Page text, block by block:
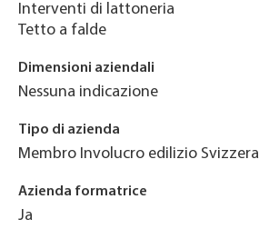
Interventi di lattoneria
Tetto a falde
Dimensioni aziendali
Nessuna indicazione
Tipo di azienda
Membro Involucro edilizio Svizzera
Azienda formatrice
Ja